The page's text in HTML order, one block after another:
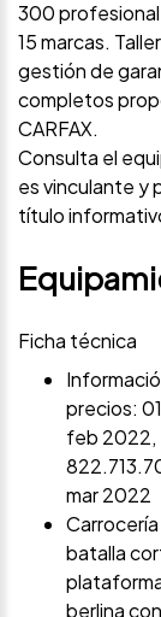
300
15 marcas.
gestión de
completos
CARFAX.
Consulta el
es vinculante y
título
Ficha técnica
precios:
feb 2022,
mar 2022
batalla
berlina